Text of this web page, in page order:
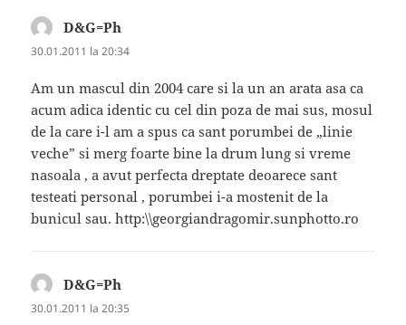
D&G=Ph
30.01.2011 la 20:34
Am un mascul din 2004 care si la un an arata asa ca
acum adica identic cu cel din poza de mai sus, mosul
de la care i-l am a spus ca sant porumbei de „linie
veche” si merg foarte bine la drum lung si vreme
nasoala , a avut perfecta dreptate deoarece sant
testeati personal , porumbei i-a mostenit de la
bunicul sau. http:\\georgiandragomir.sunphotto.ro
D&G=Ph
30.01.2011 la 20:35